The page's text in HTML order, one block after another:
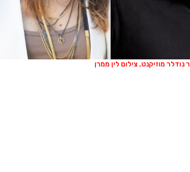
מוזיקנט, צילום לין ממרן